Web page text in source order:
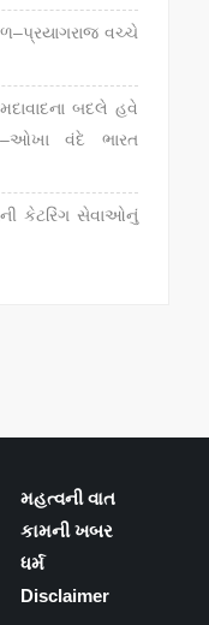
વચ્ચે
બદલે હવે
વંદે ભારત
કેટરિંગ સેવાઓનું
મહત્વની વાત
કામની ખબર
ધર્મ
Disclaimer